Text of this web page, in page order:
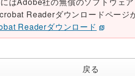
Readerダウンロードページ
Readerダウンロード
戻る